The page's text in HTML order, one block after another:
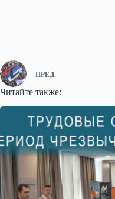
ПРЕД.
Читайте также: